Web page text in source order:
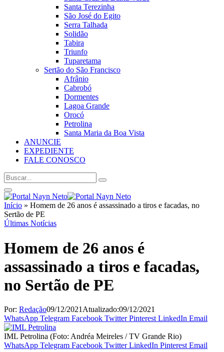
Santa Terezinha
São José do Egito
Serra Talhada
Solidão
Tabira
Triunfo
Tuparetama
Sertão do São Francisco
Afrânio
Cabrobó
Dormentes
Lagoa Grande
Orocó
Petrolina
Santa Maria da Boa Vista
ANUNCIE
EXPEDIENTE
FALE CONOSCO
Início » Homem de 26 anos é assassinado a tiros e facadas, no
Sertão de PE
Últimas Notícias
Homem de 26 anos é
assassinado a tiros e facadas,
no Sertão de PE
Por: Redação09/12/2021 Atualizado:09/12/2021
WhatsApp Telegram Facebook Twitter Pinterest LinkedIn Email
IML Petrolina (Foto: Andréa Meireles / TV Grande Rio)
WhatsApp Telegram Facebook Twitter LinkedIn Pinterest Email